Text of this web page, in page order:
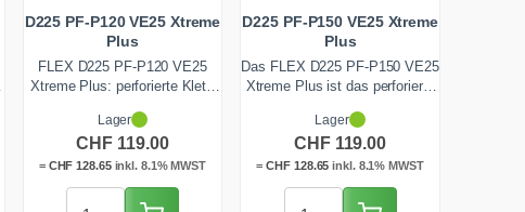
D225 PF-P120 VE25 Xtreme
Plus
FLEX D225 PF-P120 VE25
Xtreme Plus: perforierte Klett-
Durchmesser und mittelfeiner
P120-Körnung für den FLEX
Langhalsschleifer. Ideal zum
Flächen vor dem Feinschliff.
Lager
CHF 119.00
= CHF 128.65inkl. 8.1% MWST
D225 PF-P150 VE25 Xtreme
Plus
Das FLEX D225 PF-P150 VE25
Xtreme Plus ist das perforierte
Giraffe. Mit 225 mm, der
Körnung P150 und dem
kantenstabilen 300-Gramm-F-
Spachtelgrate zügig an und
Lager
CHF119.00
=CHF 128.65 inkl. 8.1% MWST